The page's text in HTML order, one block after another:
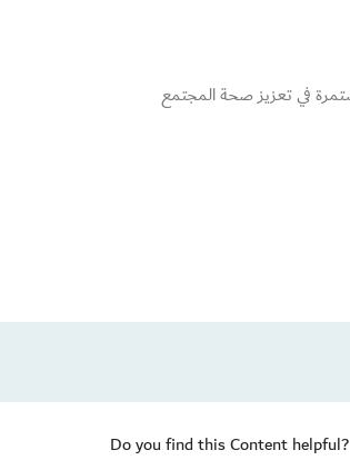
Do you find this Content helpful?